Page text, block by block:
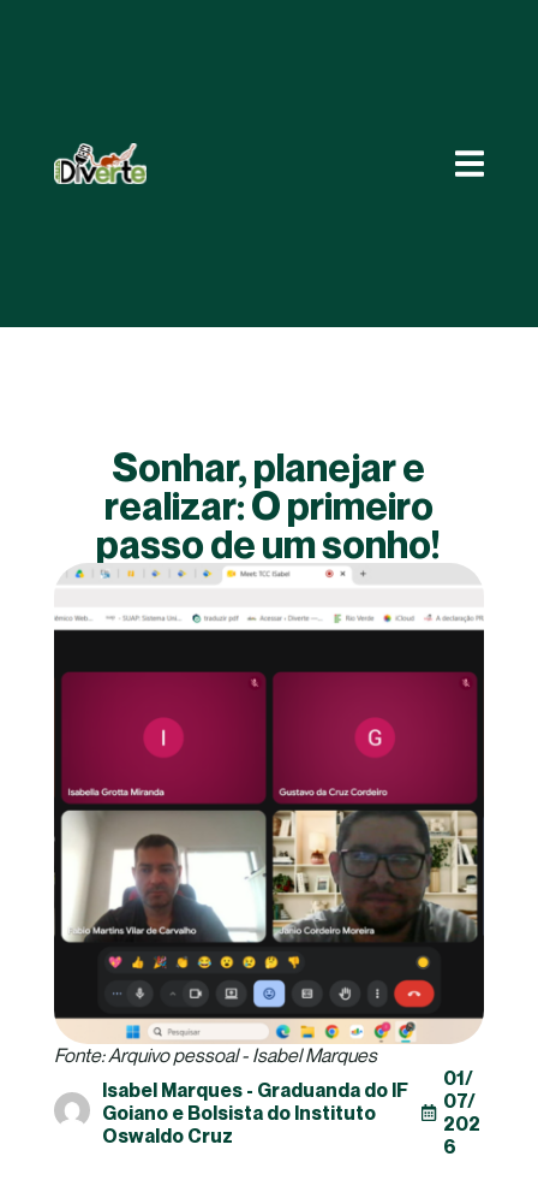
Sonhar, planejar e
realizar: O primeiro
passo de um sonho!
Fonte: Arquivo pessoal - Isabel Marques
Isabel Marques - Graduanda do IF
Goiano e Bolsista do Instituto
Oswaldo Cruz
01/
07/
202
6